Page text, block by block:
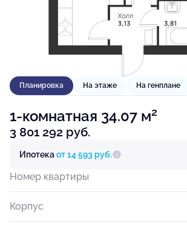
Планировка На этаже На генплане
1-комнатная 34.07 м2
3 801 292 руб.
Ипотекаот 14 593 руб.
Номер квартиры
Корпус